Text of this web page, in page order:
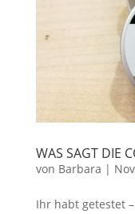
WAS SAGT DIE
von Barbara |
Ihr habt getestet